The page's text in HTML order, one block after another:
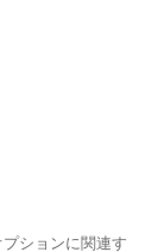
ションに関連す